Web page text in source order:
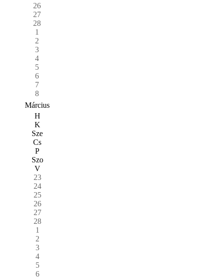
26
27
28
1
2
3
4
5
6
7
8
Március
H
K
Sze
Cs
P
Szo
V
23
24
25
26
27
28
1
2
3
4
5
6